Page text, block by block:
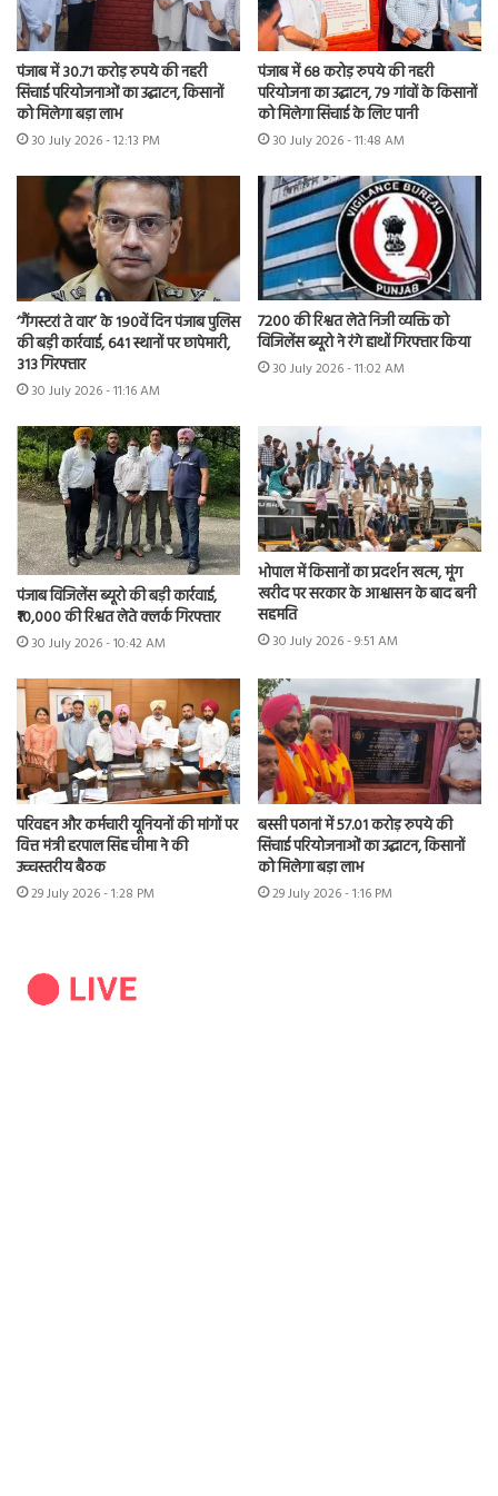
पंजाब में 30.71 करोड़ रुपये की नहरी
सिंचाई परियोजनाओं का उद्घाटन, किसानों
को मिलेगा बड़ा लाभ
30 July 2026 - 12:13 PM
पंजाब में 68 करोड़ रुपये की नहरी
परियोजना का उद्घाटन, 79 गांवों के किसानों
को मिलेगा सिंचाई के लिए पानी
30 July 2026 - 11:48 AM
‘गैंगस्टरां ते वार’ के 190वें दिन पंजाब पुलिस
की बड़ी कार्रवाई, 641 स्थानों पर छापेमारी,
313 गिरफ्तार
30 July 2026 - 11:16 AM
7200 की रिश्वत लेते निजी व्यक्ति को
विजिलेंस ब्यूरो ने रंगे हाथों गिरफ्तार किया
30 July 2026 - 11:02 AM
पंजाब विजिलेंस ब्यूरो की बड़ी कार्रवाई,
₹10,000 की रिश्वत लेते क्लर्क गिरफ्तार
30 July 2026 - 10:42 AM
भोपाल में किसानों का प्रदर्शन खत्म, मूंग
खरीद पर सरकार के आश्वासन के बाद बनी
सहमति
30 July 2026 - 9:51 AM
परिवहन और कर्मचारी यूनियनों की मांगों पर
वित्त मंत्री हरपाल सिंह चीमा ने की
उच्चस्तरीय बैठक
29 July 2026 - 1:28 PM
बस्सी पठानां में 57.01 करोड़ रुपये की
सिंचाई परियोजनाओं का उद्घाटन, किसानों
को मिलेगा बड़ा लाभ
29 July 2026 - 1:16 PM